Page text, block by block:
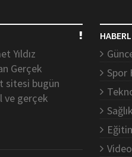
Yıldız
Gerçek
sitesi bugün
ve gerçek
Spor